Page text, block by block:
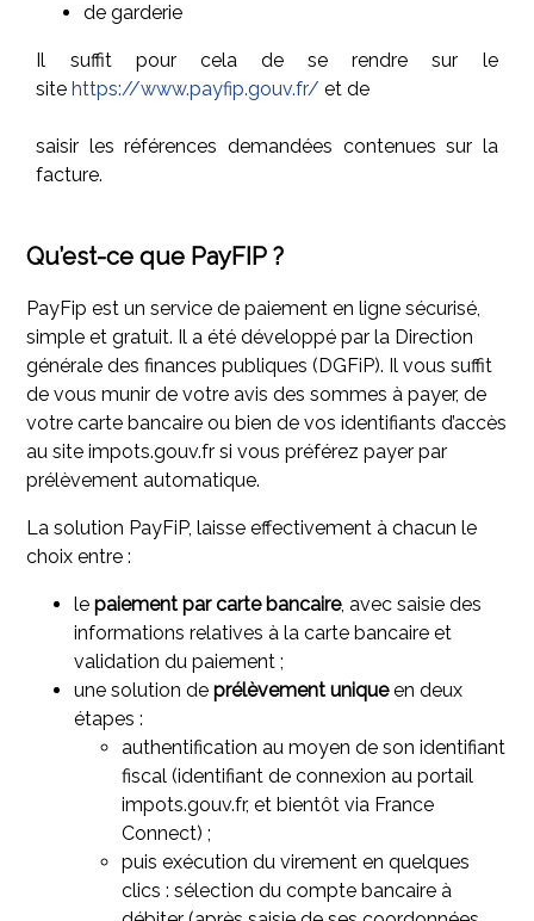
de garderie
Il suffit pour cela de se rendre sur le
site https://www.payfip.gouv.fr/ et de
saisir les références demandées contenues sur la
facture.
Qu’est-ce que PayFIP ?
PayFip est un service de paiement en ligne sécurisé,
simple et gratuit. Il a été développé par la Direction
générale des finances publiques (DGFiP). Il vous suffit
de vous munir de votre avis des sommes à payer, de
votre carte bancaire ou bien de vos identifiants d’accès
au site impots.gouv.fr si vous préférez payer par
prélèvement automatique.
La solution PayFiP, laisse effectivement à chacun le
choix entre :
lepaiement par carte bancaire, avec saisie des
informations relatives à la carte bancaire et
validation du paiement ;
une solution deprélèvement uniqueen deux
étapes :
authentification au moyen de son identifiant
fiscal (identifiant de connexion au portail
impots.gouv.fr, et bientôt via France
Connect) ;
puis exécution du virement en quelques
clics : sélection du compte bancaire à